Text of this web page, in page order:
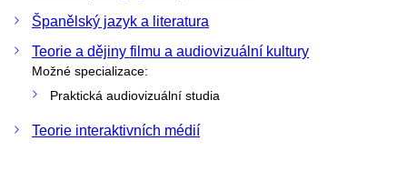
Španělský jazyk a literatura
Teorie a dějiny filmu a audiovizuální kultury
Možné specializace:
Praktická audiovizuální studia
Teorie interaktivních médií